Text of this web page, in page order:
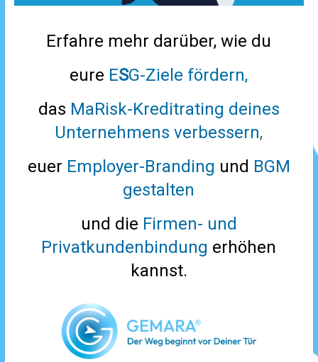
Erfahre mehr darüber, wie du
eure ESG-Ziele fördern,
das MaRisk-Kreditrating deines
Unternehmens verbessern,
euer Employer-Branding und BGM
gestalten
und die Firmen- und
Privatkundenbindung erhöhen
kannst.